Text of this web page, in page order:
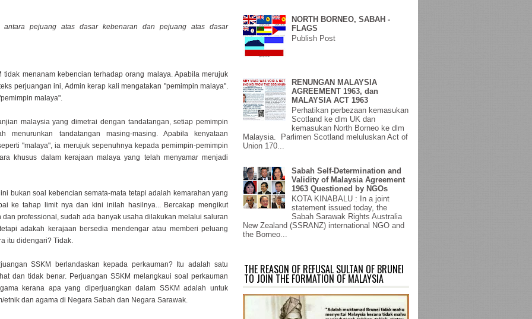
antara pejuang atas dasar kebenaran dan pejuang atas dasar
tidak menanam kebencian terhadap orang malaya. Apabila merujuk
perjuangan ini, Admin kerap kali mengatakan "pemimpin malaya".
malaya".
malaysia yang dimetrai dengan tandatangan, setiap pemimpin
menurunkan tandatangan masing-masing. Apabila kenyataan
"malaya", ia merujuk sepenuhnya kepada pemimpin-pemimpin
khusus dalam kerajaan malaya yang telah menyamar menjadi
bukan soal kebencian semata-mata tetapi adalah kemarahan yang
ke tahap limit nya dan kini inilah hasilnya... Bercakap mengikut
dan professional, sudah ada banyak usaha dilakukan melalui saluran
adakah kerajaan bersedia mendengar atau memberi peluang
itu didengari? Tidak.
SSKM berlandaskan kepada perkauman? Itu adalah satu
dan tidak benar. Perjuangan SSKM melangkaui soal perkauman
kerana apa yang diperjuangkan dalam SSKM adalah untuk
etnik dan agama di Negara Sabah dan Negara Sarawak.
NORTH BORNEO, SABAH -
FLAGS
Publish Post
RENUNGAN MALAYSIA
AGREEMENT 1963, dan
MALAYSIA ACT 1963
Perhatikan perbezaan kemasukan
Scotland ke dlm UK dan
kemasukan North Borneo ke dlm
Malaysia. Parlimen Scotland meluluskan Act of
Union 170...
Sabah Self-Determination and
Validity of Malaysia Agreement
1963 Questioned by NGOs
KOTA KINABALU : In a joint
statement issued today, the
Sabah Sarawak Rights Australia
New Zealand (SSRANZ) international NGO and
the Borneo...
THE REASON OF REFUSAL SULTAN OF BRUNEI
TO JOIN THE FORMATION OF MALAYSIA